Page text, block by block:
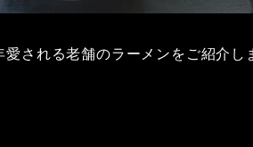
愛される老舗のラーメンをご紹介し